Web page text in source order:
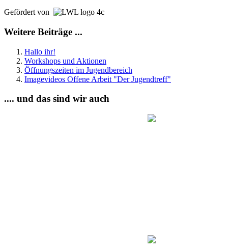
Gefördert von
Weitere Beiträge ...
Hallo ihr!
Workshops und Aktionen
Öffnungszeiten im Jugendbereich
Imagevideos Offene Arbeit "Der Jugendtreff"
.... und das sind wir auch